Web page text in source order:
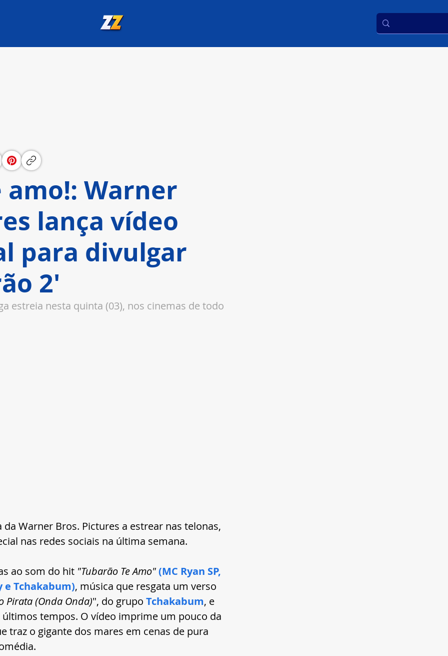
Warner
lança vídeo
para divulgar
2'
estreia nesta quinta (03), nos cinemas de todo
Warner Bros. Pictures a estrear nas telonas,
nas redes sociais na última semana.
ao som do hit "Tubarão Te Amo"(MC Ryan SP,
e Tchakabum), música que resgata um verso
Pirata (Onda Onda)", do grupo Tchakabum, e
tempos. O vídeo imprime um pouco da
traz o gigante dos mares em cenas de pura